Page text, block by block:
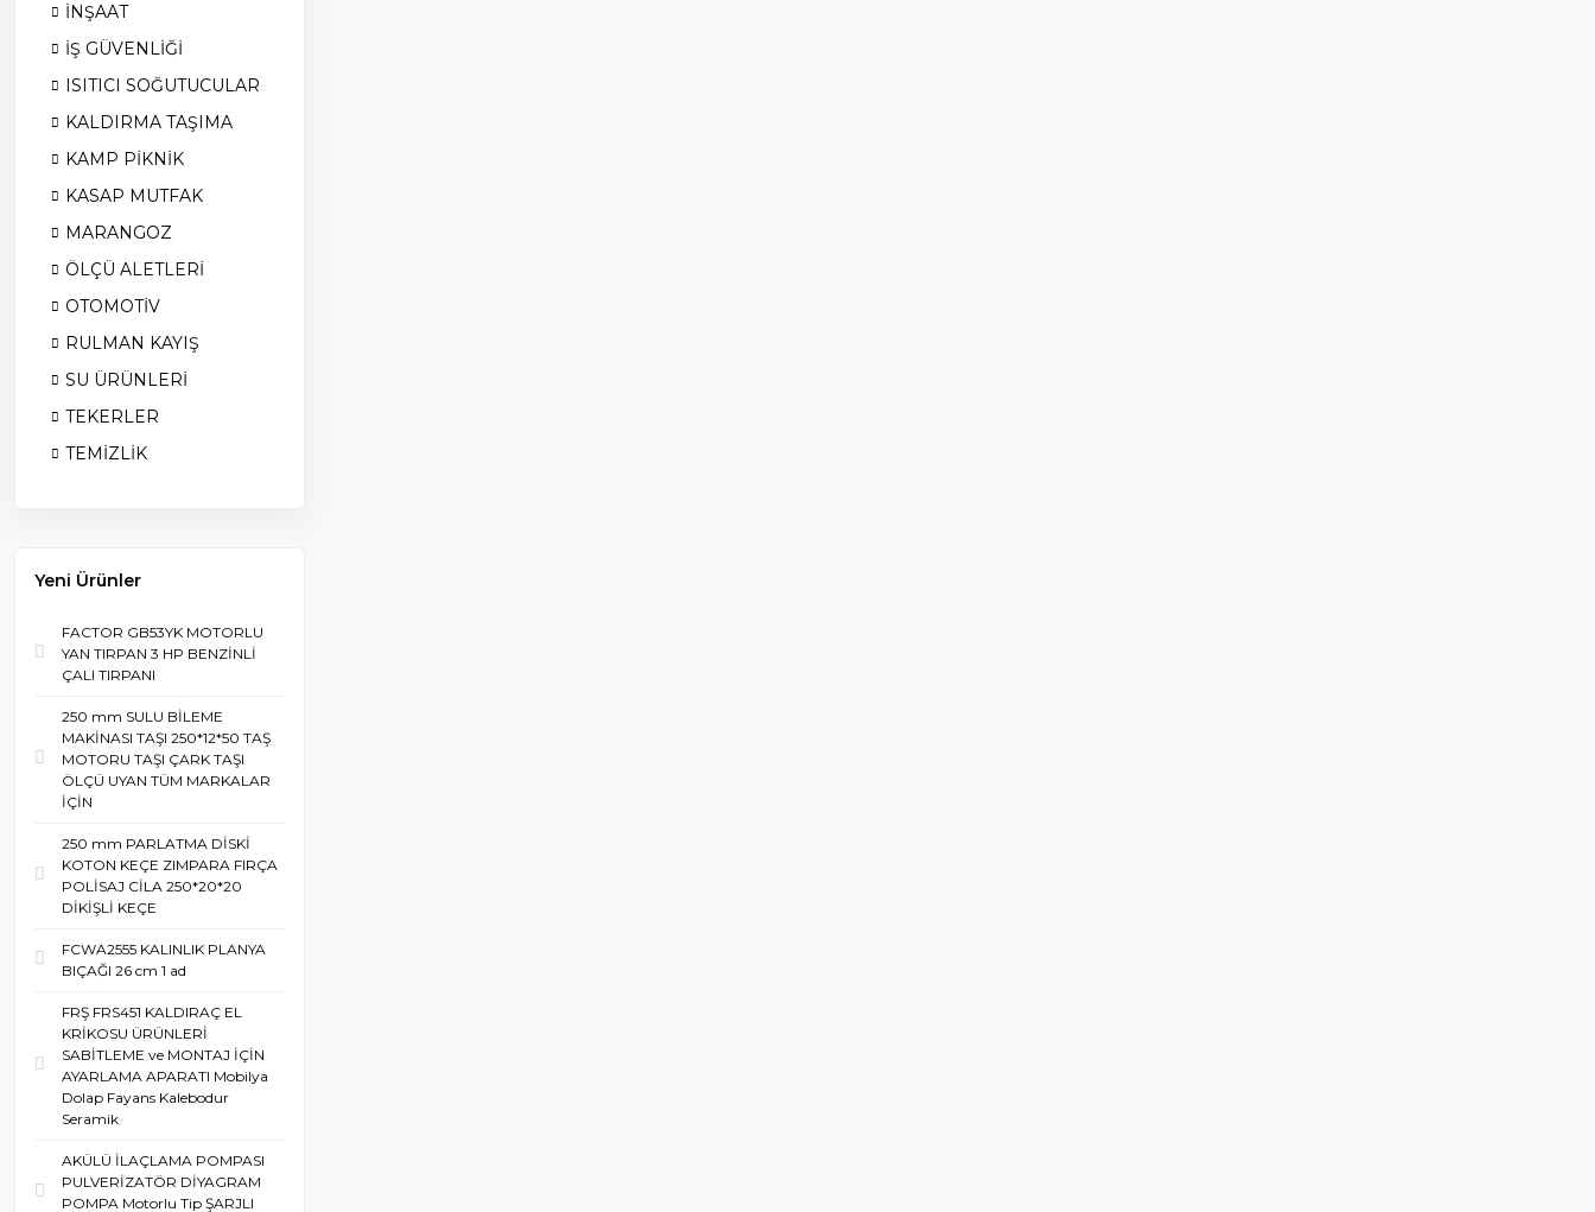
İNŞAAT
İŞ GÜVENLİĞİ
ISITICI SOĞUTUCULAR
KALDIRMA TAŞIMA
KAMP PİKNİK
KASAP MUTFAK
MARANGOZ
ÖLÇÜ ALETLERİ
OTOMOTİV
RULMAN KAYIŞ
SU ÜRÜNLERİ
TEKERLER
TEMİZLİK
Yeni Ürünler
FACTOR GB53YK MOTORLU
YAN TIRPAN 3 HP BENZİNLİ
ÇALI TIRPANI
250 mm SULU BİLEME
MAKİNASI TAŞI 250*12*50 TAŞ
MOTORU TAŞI ÇARK TAŞI
ÖLÇÜ UYAN TÜM MARKALAR
İÇİN
250 mm PARLATMA DİSKİ
KOTON KEÇE ZIMPARA FIRÇA
POLİSAJ CİLA 250*20*20
DİKİŞLİ KEÇE
FCWA2555 KALINLIK PLANYA
BIÇAĞI 26 cm 1 ad
FRŞ FRS451 KALDIRAÇ EL
KRİKOSU ÜRÜNLERİ
SABİTLEME ve MONTAJ İÇİN
AYARLAMA APARATI Mobilya
Dolap Fayans Kalebodur
Seramik
AKÜLÜ İLAÇLAMA POMPASI
PULVERİZATÖR DİYAGRAM
POMPA Motorlu Tip ŞARJLI